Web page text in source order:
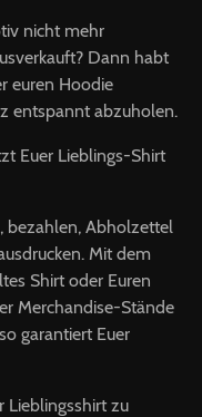
nicht mehr
Dann habt
euren Hoodie
entspannt abzuholen.
Euer Lieblings-Shirt
bezahlen, Abholzettel
Mit dem
Shirt oder Euren
Merchandise-Stände
garantiert Euer
Lieblingsshirt zu